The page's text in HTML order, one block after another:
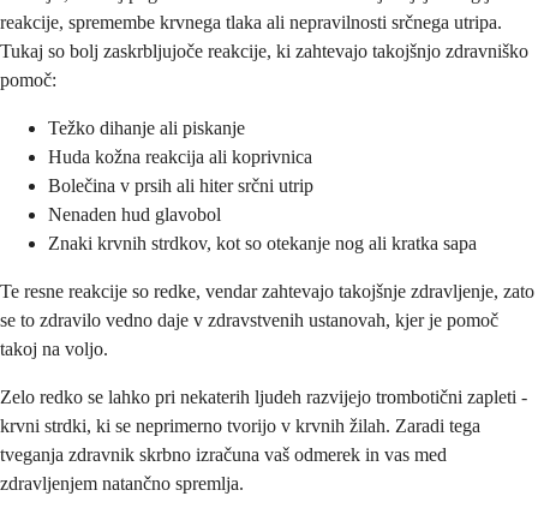
reakcije, spremembe krvnega tlaka ali nepravilnosti srčnega utripa.
Tukaj so bolj zaskrbljujoče reakcije, ki zahtevajo takojšnjo zdravniško
pomoč:
Težko dihanje ali piskanje
Huda kožna reakcija ali koprivnica
Bolečina v prsih ali hiter srčni utrip
Nenaden hud glavobol
Znaki krvnih strdkov, kot so otekanje nog ali kratka sapa
Te resne reakcije so redke, vendar zahtevajo takojšnje zdravljenje, zato
se to zdravilo vedno daje v zdravstvenih ustanovah, kjer je pomoč
takoj na voljo.
Zelo redko se lahko pri nekaterih ljudeh razvijejo trombotični zapleti -
krvni strdki, ki se neprimerno tvorijo v krvnih žilah. Zaradi tega
tveganja zdravnik skrbno izračuna vaš odmerek in vas med
zdravljenjem natančno spremlja.